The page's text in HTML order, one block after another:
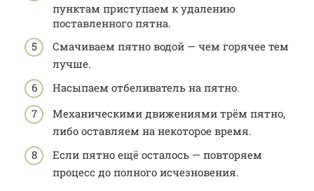
пунктам приступаем к удалению
поставленного пятна.
Смачиваем пятно водой — чем горячее тем
лучше.
Насыпаем отбеливатель на пятно.
Механическими движениями трём пятно,
либо оставляем на некоторое время.
Если пятно ещё осталось — повторяем
процесс до полного исчезновения.